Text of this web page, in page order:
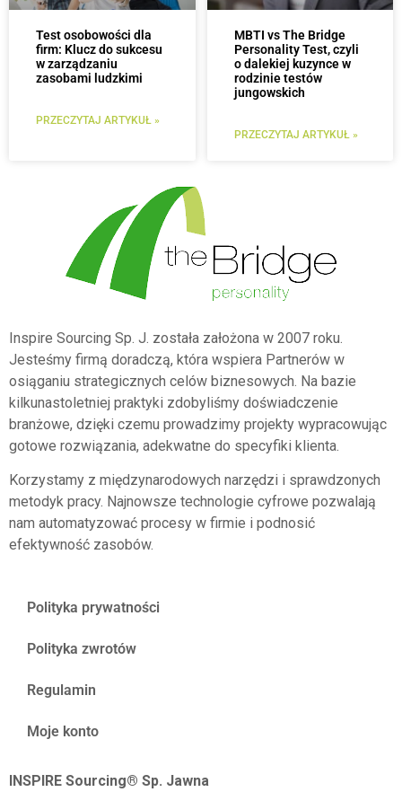
Test osobowości dla
firm: Klucz do sukcesu
w zarządzaniu
zasobami ludzkimi
PRZECZYTAJ ARTYKUŁ »
MBTI vs The Bridge
Personality Test, czyli
o dalekiej kuzynce w
rodzinie testów
jungowskich
PRZECZYTAJ ARTYKUŁ »
Inspire Sourcing Sp. J. została założona w 2007 roku.
Jesteśmy firmą doradczą, która wspiera Partnerów w
osiąganiu strategicznych celów biznesowych. Na bazie
kilkunastoletniej praktyki zdobyliśmy doświadczenie
branżowe, dzięki czemu prowadzimy projekty wypracowując
gotowe rozwiązania, adekwatne do specyfiki klienta.
Korzystamy z międzynarodowych narzędzi i sprawdzonych
metodyk pracy. Najnowsze technologie cyfrowe pozwalają
nam automatyzować procesy w firmie i podnosić
efektywność zasobów.
Polityka prywatności
Polityka zwrotów
Regulamin
Moje konto
INSPIRE Sourcing® Sp. Jawna